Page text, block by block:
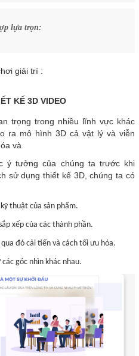
lựa trọn:
giải trí :
KẾ 3D VIDEO
trọng trong nhiều lĩnh vực khác
ra mô hình 3D cả vật lý và viễn
và
ý tưởng của chúng ta trước khi
sử dụng thiết kế 3D, chúng ta có
thuật của sản phẩm.
xếp của các thành phần.
đó cải tiến và cách tối ưu hóa.
góc nhìn khác nhau.